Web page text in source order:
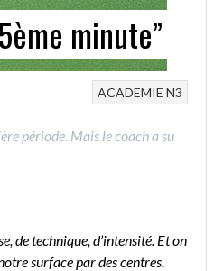
minute”
ACADEMIE N3
période. Mais le coach a su
de technique, d’intensité. Et on
surface par des centres.